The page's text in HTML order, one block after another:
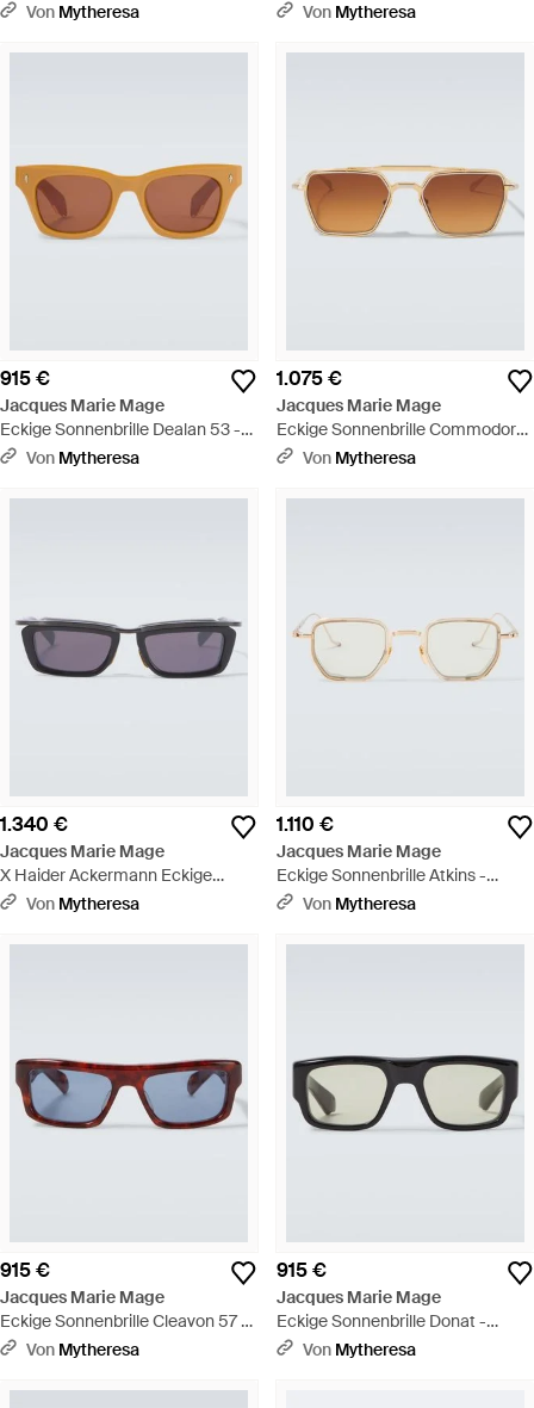
Von Mytheresa Von Mytheresa
915 €
Jacques Marie Mage
Eckige Sonnenbrille Dealan 53 -
Braun
Von Mytheresa
1.075 €
Jacques Marie Mage
Eckige Sonnenbrille Commodore
- Braun
Von Mytheresa
1.340 €
Jacques Marie Mage
X Haider Ackermann Eckige
Sonnenbrille Gaspard - Schwarz
Von Mytheresa
1.110 €
Jacques Marie Mage
Eckige Sonnenbrille Atkins -
Mettallic
Von Mytheresa
915 €
Jacques Marie Mage
Eckige Sonnenbrille Cleavon 57 -
Braun
Von Mytheresa
915 €
Jacques Marie Mage
Eckige Sonnenbrille Donat -
Braun
Von Mytheresa